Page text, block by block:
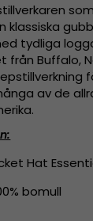
klassiska
tydliga
Buffalo,
av de
Hat
bomull